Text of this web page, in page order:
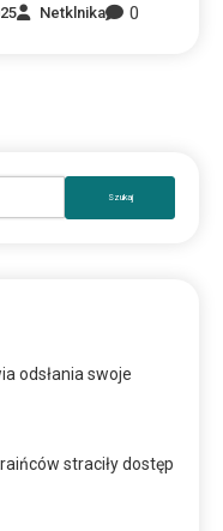
Netklnika 0
odsłania swoje
straciły dostęp